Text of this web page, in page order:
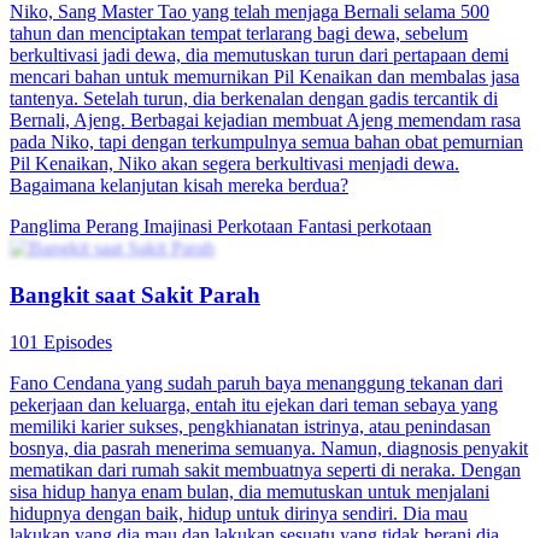
Niko, Sang Master Tao yang telah menjaga Bernali selama 500
tahun dan menciptakan tempat terlarang bagi dewa, sebelum
berkultivasi jadi dewa, dia memutuskan turun dari pertapaan demi
mencari bahan untuk memurnikan Pil Kenaikan dan membalas jasa
tantenya. Setelah turun, dia berkenalan dengan gadis tercantik di
Bernali, Ajeng. Berbagai kejadian membuat Ajeng memendam rasa
pada Niko, tapi dengan terkumpulnya semua bahan obat pemurnian
Pil Kenaikan, Niko akan segera berkultivasi menjadi dewa.
Bagaimana kelanjutan kisah mereka berdua?
Panglima Perang Imajinasi Perkotaan Fantasi perkotaan
Bangkit saat Sakit Parah
101 Episodes
Fano Cendana yang sudah paruh baya menanggung tekanan dari
pekerjaan dan keluarga, entah itu ejekan dari teman sebaya yang
memiliki karier sukses, pengkhianatan istrinya, atau penindasan
bosnya, dia pasrah menerima semuanya. Namun, diagnosis penyakit
mematikan dari rumah sakit membuatnya seperti di neraka. Dengan
sisa hidup hanya enam bulan, dia memutuskan untuk menjalani
hidupnya dengan baik, hidup untuk dirinya sendiri. Dia mau